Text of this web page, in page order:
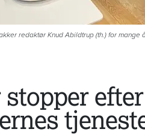
redaktør Knud Abildtrup (th.) for mange